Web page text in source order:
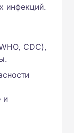
инфекций.
CDC),
и